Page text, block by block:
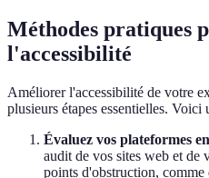
Méthodes pratiques
l'accessibilité
Améliorer l'accessibilité de votre
plusieurs étapes essentielles.
Évaluez vos plateformes
audit de vos sites web et de
points d'obstruction, comme